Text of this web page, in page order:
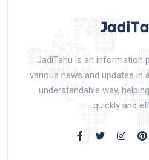
JadiTahu is an information
various news and updates in
understandable way,
quickly and